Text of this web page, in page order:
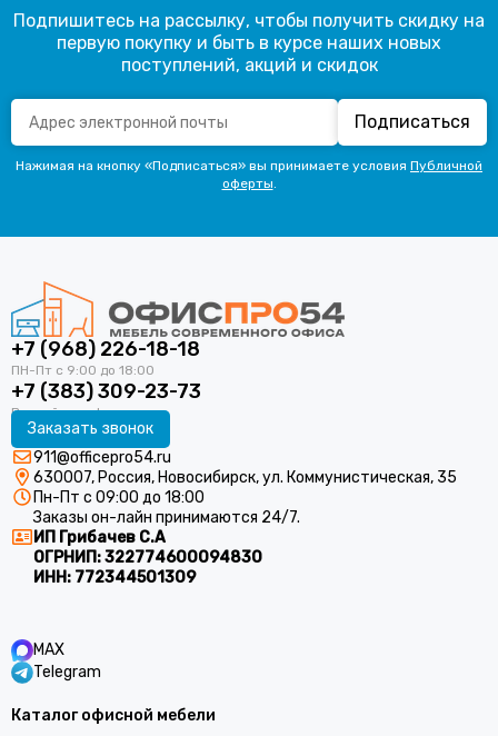
Подпишитесь на рассылку, чтобы получить скидку на
первую покупку и быть в курсе наших новых
поступлений, акций и скидок
Подписаться
Нажимая на кнопку «Подписаться» вы принимаете условия Публичной
оферты.
+7 (968) 226-18-18
+7 (383) 309-23-73
Заказать звонок
911@officepro54.ru
630007, Россия, Новосибирск, ул. Коммунистическая, 35
Пн-Пт с 09:00 до 18:00
Заказы он-лайн принимаются 24/7.
ИП Грибачев С.А
ОГРНИП:322774600094830
ИНН: 772344501309
MAX
Telegram
Каталог офисной мебели